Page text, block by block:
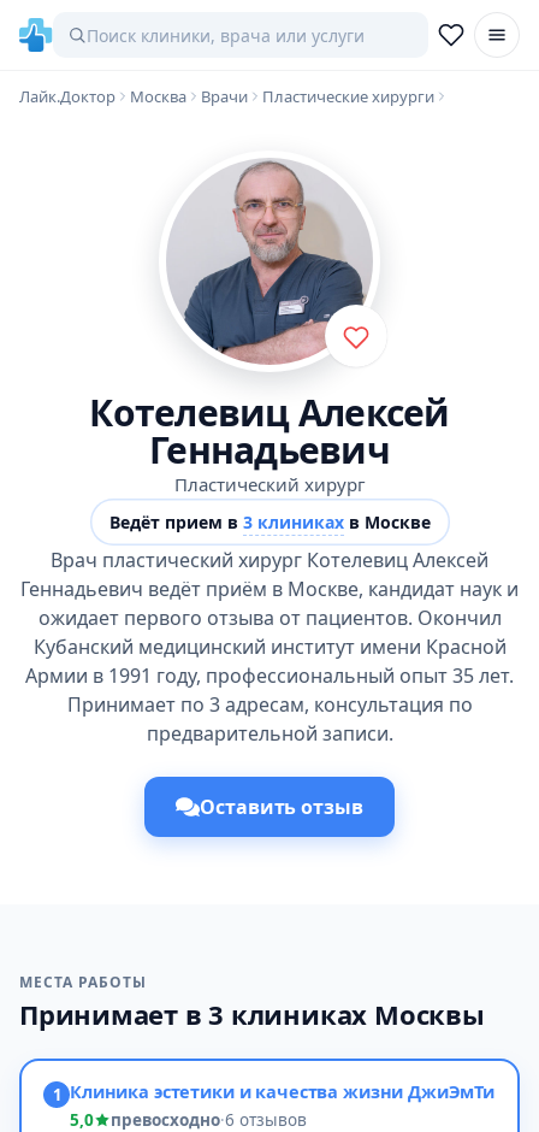
Лайк.Доктор Москва Врачи Пластические хирурги
Котелевиц Алексей
Геннадьевич
Пластический хирург
Ведёт прием в 3 клиникахв Москве
Врач пластический хирург Котелевиц Алексей
Геннадьевич ведёт приём в Москве, кандидат наук и
ожидает первого отзыва от пациентов. Окончил
Кубанский медицинский институт имени Красной
Армии в 1991 году, профессиональный опыт 35 лет.
Принимает по 3 адресам, консультация по
предварительной записи.
Оставить отзыв
МЕСТА РАБОТЫ
Принимает в 3 клиниках Москвы
1 Клиника эстетики и качества жизни ДжиЭмТи
5,0 превосходно·6 отзывов